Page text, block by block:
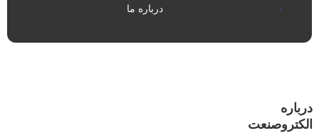
درباره ما
درباره
الکتروصنعت